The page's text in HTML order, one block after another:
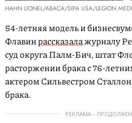
HAHN LIONEL/ABACA/SIPA USA/LEGION
54-летняя модель и
Флавинрассказалажурналу
суд округа Палм-Бич, штат
расторжении брака с 76-
актером Сильвестром
брака.
РЕКЛАМА –